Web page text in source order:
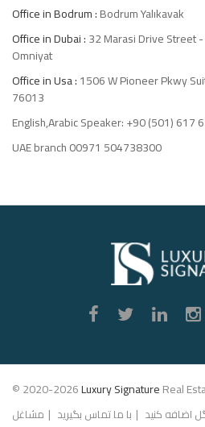
Office in Bodrum :Bodrum Yalıkavak
Office in Dubai :32 Marasi Drive Street
Omniyat
Office in Usa :1506 W Pioneer Pkwy
76013
English,Arabic Speaker: +90 (501) 617
UAE branch 00971 504738300
© 2020-2026Luxury SignatureReal
مشاغل با ما تماس بگیرید اضافه کنید